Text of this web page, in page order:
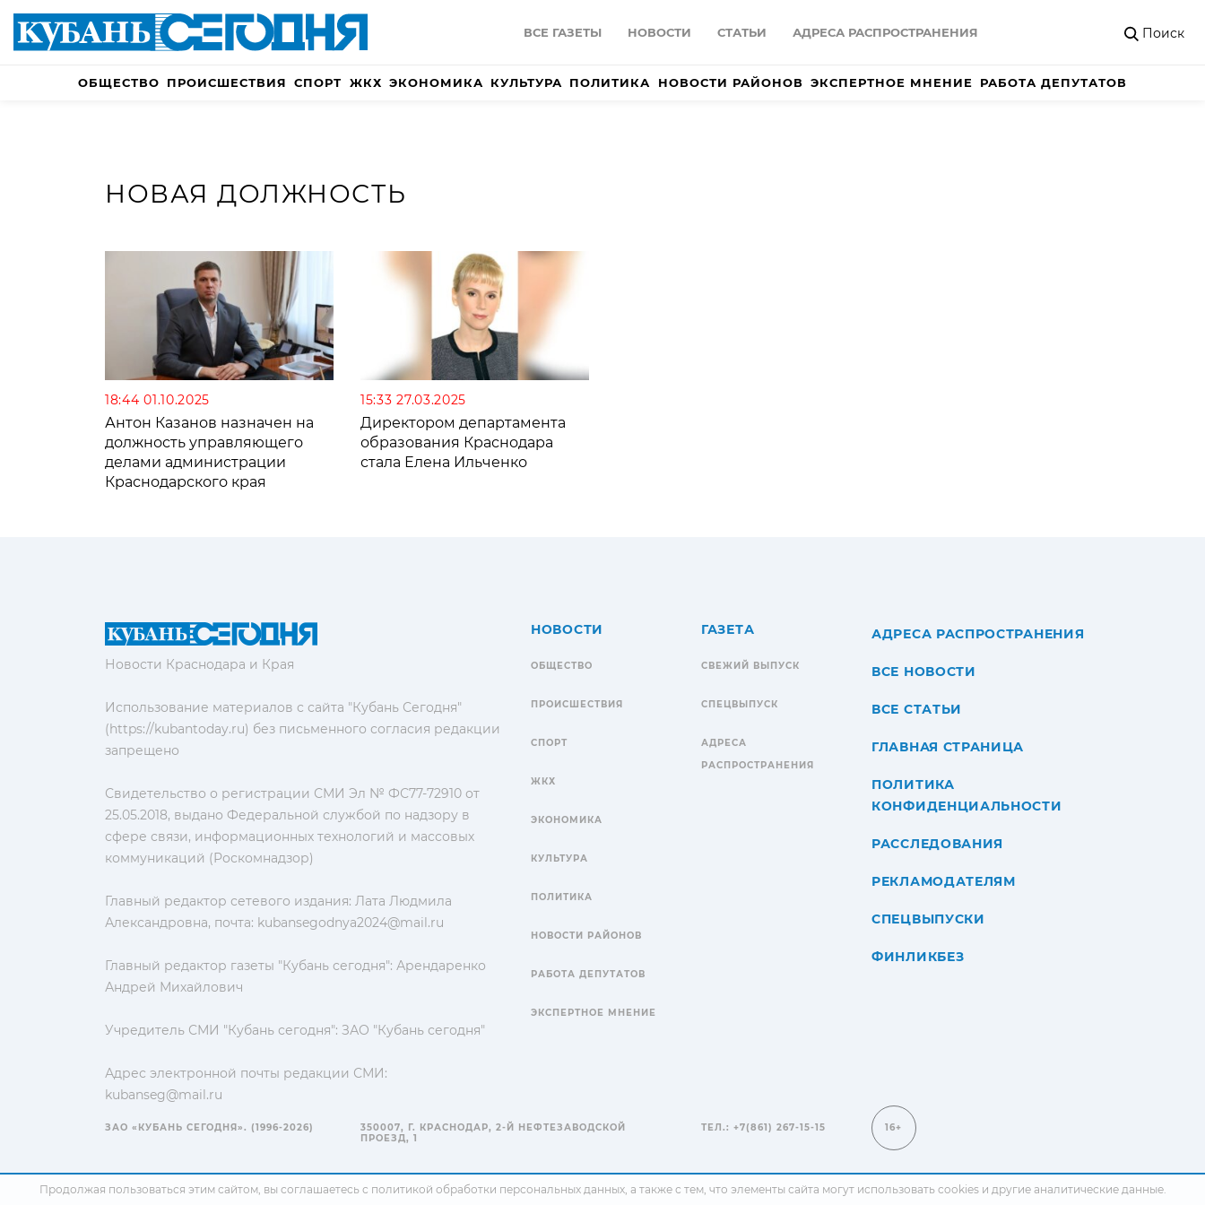
ВСЕ ГАЗЕТЫ НОВОСТИ СТАТЬИ АДРЕСА РАСПРОСТРАНЕНИЯ Поиск
ОБЩЕСТВО ПРОИСШЕСТВИЯ СПОРТ ЖКХ ЭКОНОМИКА КУЛЬТУРА ПОЛИТИКА НОВОСТИ РАЙОНОВ ЭКСПЕРТНОЕ МНЕНИЕ РАБОТА ДЕПУТАТОВ
НОВАЯ ДОЛЖНОСТЬ
18:44 01.10.2025
Антон Казанов назначен на
должность управляющего
делами администрации
Краснодарского края
15:33 27.03.2025
Директором департамента
образования Краснодара
стала Елена Ильченко
Новости Краснодара и Края
Использование материалов с сайта "Кубань Сегодня"
(https://kubantoday.ru) без письменного согласия редакции
запрещено
Свидетельство о регистрации СМИ Эл № ФС77-72910 от
25.05.2018, выдано Федеральной службой по надзору в
сфере связи, информационных технологий и массовых
коммуникаций (Роскомнадзор)
Главный редактор сетевого издания: Лата Людмила
Александровна, почта: kubansegodnya2024@mail.ru
Главный редактор газеты "Кубань сегодня": Арендаренко
Андрей Михайлович
Учредитель СМИ "Кубань сегодня": ЗАО "Кубань сегодня"
Адрес электронной почты редакции СМИ:
kubanseg@mail.ru
НОВОСТИ
ОБЩЕСТВО
ПРОИСШЕСТВИЯ
СПОРТ
ЖКХ
ЭКОНОМИКА
КУЛЬТУРА
ПОЛИТИКА
НОВОСТИ РАЙОНОВ
РАБОТА ДЕПУТАТОВ
ЭКСПЕРТНОЕ МНЕНИЕ
ГАЗЕТА
СВЕЖИЙ ВЫПУСК
СПЕЦВЫПУСК
АДРЕСА
РАСПРОСТРАНЕНИЯ
АДРЕСА РАСПРОСТРАНЕНИЯ
ВСЕ НОВОСТИ
ВСЕ СТАТЬИ
ГЛАВНАЯ СТРАНИЦА
ПОЛИТИКА
КОНФИДЕНЦИАЛЬНОСТИ
РАССЛЕДОВАНИЯ
РЕКЛАМОДАТЕЛЯМ
СПЕЦВЫПУСКИ
ФИНЛИКБЕЗ
ЗАО «КУБАНЬ СЕГОДНЯ». (1996-2026)
350007, Г. КРАСНОДАР, 2-Й НЕФТЕЗАВОДСКОЙ
ПРОЕЗД, 1
ТЕЛ.: +7(861) 267-15-15 16+
Продолжая пользоваться этим сайтом, вы соглашаетесь с политикой обработки персональных данных, а также с тем, что элементы сайта могут использовать cookies и другие аналитические данные.